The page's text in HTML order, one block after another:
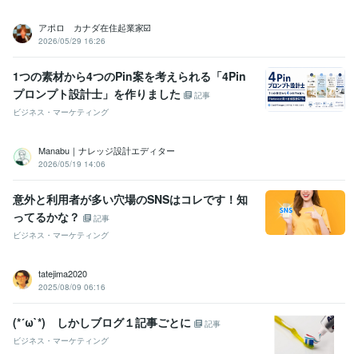
アポロ カナダ在住起業家☑️
2026/05/29 16:26
1つの素材から4つのPin案を考えられる「4Pin
プロンプト設計士」を作りました
記事
ビジネス・マーケティング
Manabu｜ナレッジ設計エディター
2026/05/19 14:06
意外と利用者が多い穴場のSNSはコレです！知
ってるかな？
記事
ビジネス・マーケティング
tatejima2020
2025/08/09 06:16
(*´ω`*) しかしブログ１記事ごとに
記事
ビジネス・マーケティング